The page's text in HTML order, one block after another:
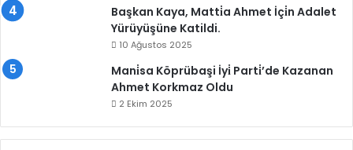
Başkan Kaya, Matti̇a Ahmet İçi̇n Adalet
Yürüyüşüne Katildi.
10 Ağustos 2025
Mani̇sa Köprübaşi İyi̇ Parti̇’de Kazanan
Ahmet Korkmaz Oldu
2 Ekim 2025